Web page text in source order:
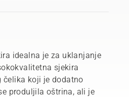
idealna je za uklanjanje
sjekira
čelika koji je dodatno
produljila oštrina, ali je